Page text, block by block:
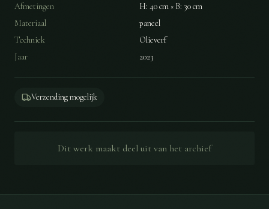
Afmetingen
H: 40 cm × B: 30 cm
Materiaal
paneel
Techniek
Olieverf
Jaar
2023
Verzending mogelijk
Dit werk maakt deel uit van het archief